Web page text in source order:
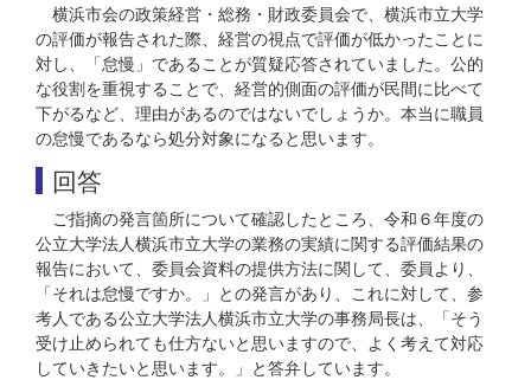
横浜市会の政策経営・総務・財政委員会で、横浜市立大学
の評価が報告された際、経営の視点で評価が低かったことに
対し、「怠慢」であることが質疑応答されていました。公的
な役割を重視することで、経営的側面の評価が民間に比べて
下がるなど、理由があるのではないでしょうか。本当に職員
の怠慢であるなら処分対象になると思います。
回答
ご指摘の発言箇所について確認したところ、令和６年度の
公立大学法人横浜市立大学の業務の実績に関する評価結果の
報告において、委員会資料の提供方法に関して、委員より、
「それは怠慢ですか。」との発言があり、これに対して、参
考人である公立大学法人横浜市立大学の事務局長は、「そう
受け止められても仕方ないと思いますので、よく考えて対応
していきたいと思います。」と答弁しています。